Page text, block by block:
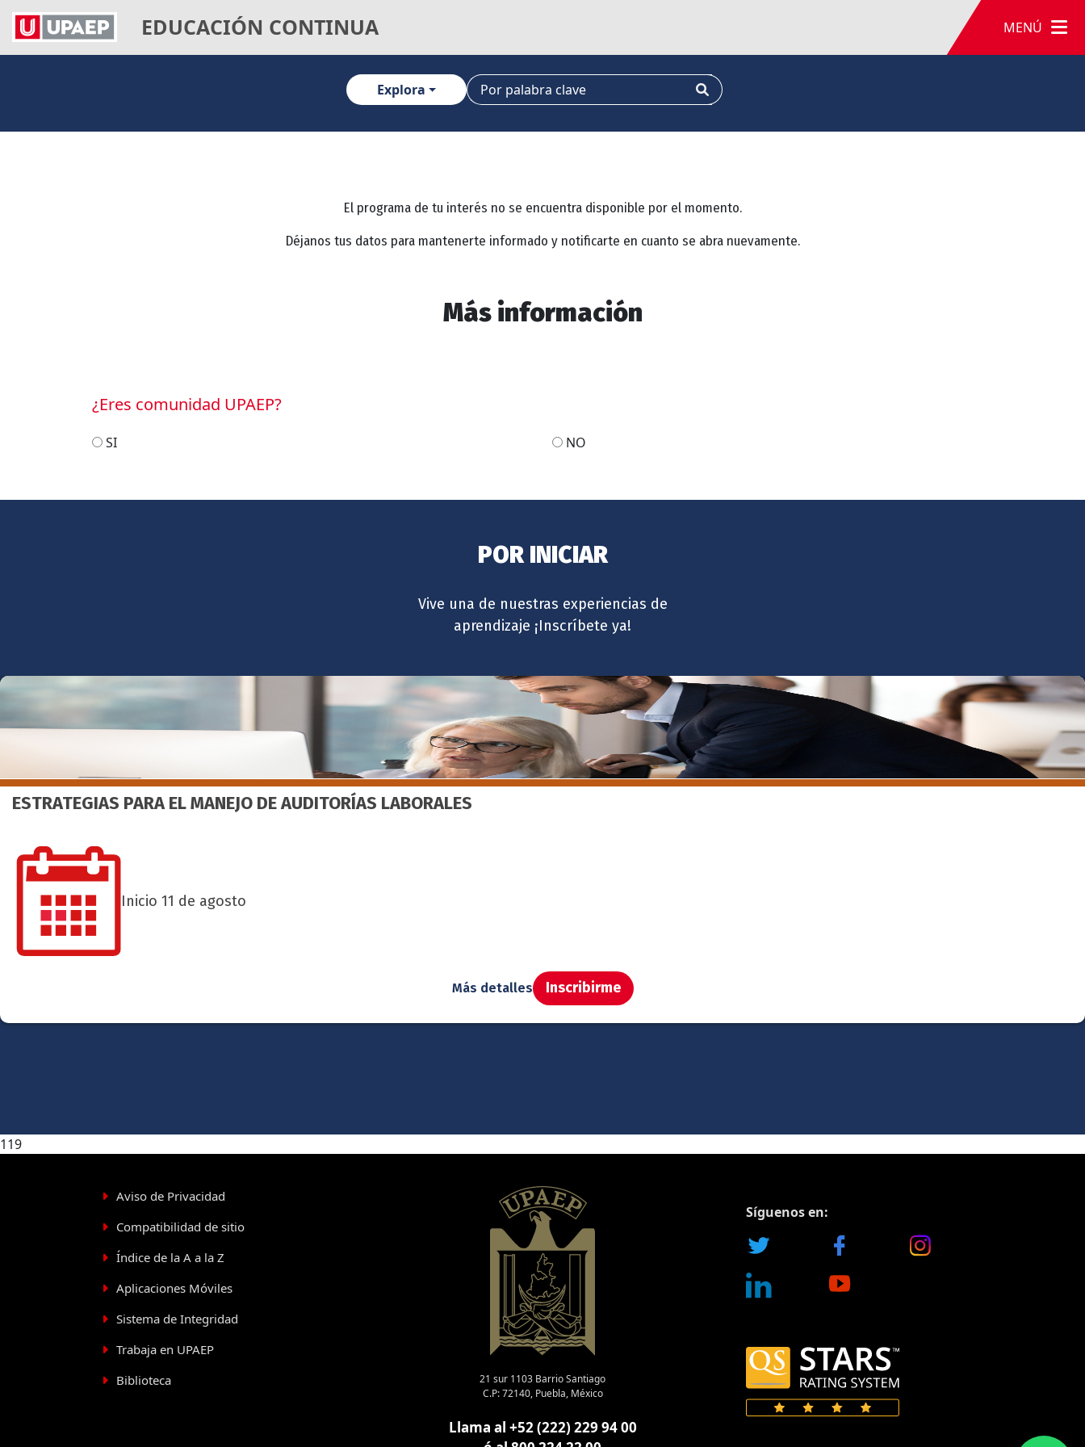
EDUCACIÓN CONTINUA MENÚ
Explora
El programa de tu interés no se encuentra disponible por el momento.
Déjanos tus datos para mantenerte informado y notificarte en cuanto se abra nuevamente.
Más información
¿Eres comunidad UPAEP?
SI NO
POR INICIAR
Vive una de nuestras experiencias de
aprendizaje ¡Inscríbete ya!
ESTRATEGIAS PARA EL MANEJO DE AUDITORÍAS LABORALES
Inicio 11 de agosto
Más detalles Inscribirme
119
Aviso de Privacidad
Compatibilidad de sitio
Índice de la A a la Z
Aplicaciones Móviles
Sistema de Integridad
Trabaja en UPAEP
Biblioteca
21 sur 1103 Barrio Santiago
C.P: 72140, Puebla, México
Llama al +52 (222) 229 94 00
Síguenos en: